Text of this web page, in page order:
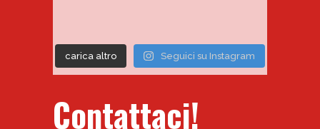
carica altro Seguici su Instagram
Contattaci!